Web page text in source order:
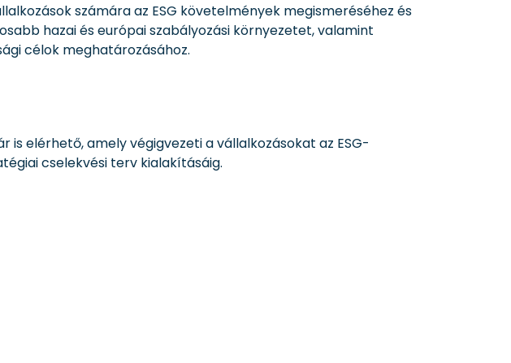
számára az ESG követelmények megismeréséhez és
hazai és európai szabályozási környezetet, valamint
célok meghatározásához.
elérhető, amely végigvezeti a vállalkozásokat az ESG-
cselekvési terv kialakításáig.